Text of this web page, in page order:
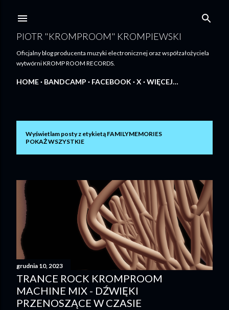
PIOTR "KROMPROOM" KROMPIEWSKI
Oficjalny blog producenta muzyki electronicznej oraz współzałożyciela
wytwórni KROMP ROOM RECORDS.
HOME BANDCAMP FACEBOOK X WIĘCEJ…
s
Wyświetlam posty z etykietą FAMILYMEMORIES
POKAŻ WSZYSTKIE
grudnia 10, 2023
TRANCE ROCK KROMPROOM
MACHINE MIX - DŹWIĘKI
PRZENOSZĄCE W CZASIE